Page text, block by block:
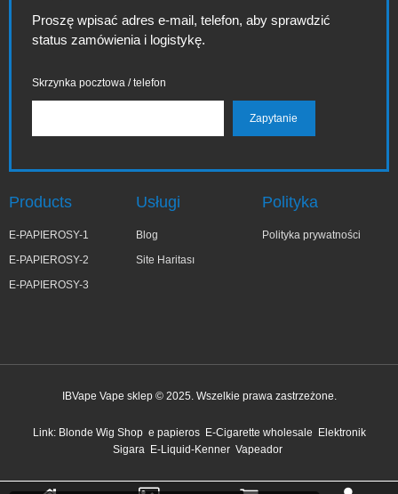
Proszę wpisać adres e-mail, telefon, aby sprawdzić
status zamówienia i logistykę.
Skrzynka pocztowa / telefon
Products
E-PAPIEROSY-1
E-PAPIEROSY-2
E-PAPIEROSY-3
Usługi
Blog
Site Haritası
Polityka
Polityka prywatności
IBVape Vape sklep © 2025. Wszelkie prawa zastrzeżone.
Link: Blonde Wig Shop e papieros E-Cigarette wholesale
Elektronik
Sigara E-Liquid-Kenner Vapeador
niedawno kupiony